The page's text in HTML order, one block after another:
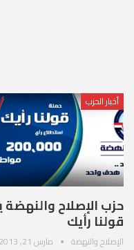
أخبار الحزب
حزب الإصلاح والنهضة
قولنا رأيك
الإصلاح والنهضة مارس 21, 2013